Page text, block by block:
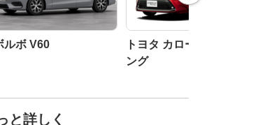
ルボ V60
トヨタ カローラツーリ
ング
と詳しく